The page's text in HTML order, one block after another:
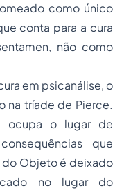
como único
conta para a cura
não como
em psicanálise, o
na tríade de Pierce.
ocupa o lugar de
que
do Objeto é deixado
no lugar do